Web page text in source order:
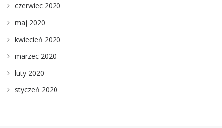
czerwiec 2020
maj 2020
kwiecień 2020
marzec 2020
luty 2020
styczeń 2020